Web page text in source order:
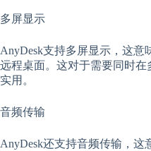
多屏显示
AnyDesk支持多屏显示，这
远程桌面。这对于需要同时
实用。
音频传输
AnyDesk还支持音频传输，